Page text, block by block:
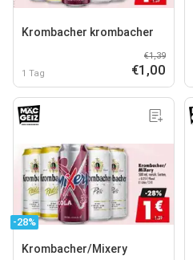
Krombacher krombacher
1 Tag
€1,39
€1,00
-28%
Krombacher/Mixery